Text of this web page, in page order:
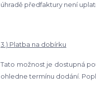
úhradě předfaktury není
3.) Platba na dobírku
Tato možnost je dostupná
ohledne termínu dodání.